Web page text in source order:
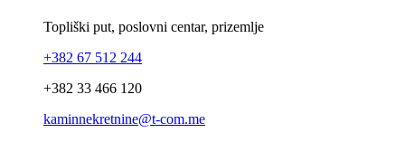
Topliški put, poslovni centar, prizemlje
+382 67 512 244
+382 33 466 120
kaminnekretnine@t-com.me